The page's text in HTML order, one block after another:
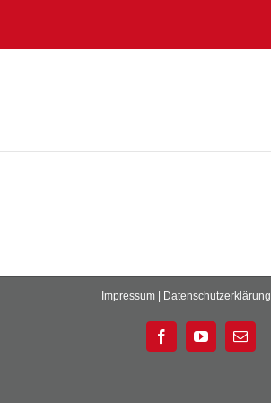
Impressum Datenschutzerklärung
FacebookYouTube
E-
Mail